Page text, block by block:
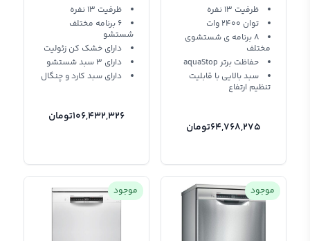
Dishwasher SMS6ECI03E
ظرفیت 13 نفره
توان 2400 وات
8 برنامه ی شستشوی
مختلف
حفاظت برتر aquaStop
سبد بالایی با قابلیت
تنظیم ارتفاع
64,768,275تومان
ظرفیت 13 نفره
6 برنامه مختلف
شستشو
دارای خشک کن زئولیت
دارای 3 سبد شستشو
دارای سبد کارد و چنگال
106,432,326تومان
موجود موجود